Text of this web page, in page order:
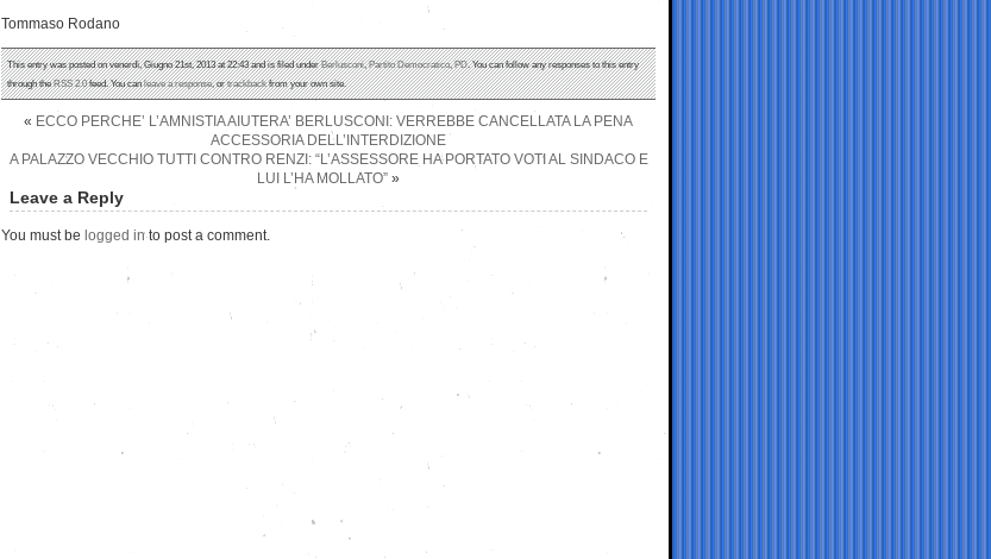
Tommaso Rodano
This entry was posted on venerdì, Giugno 21st, 2013 at 22:43 and is filed underBerlusconi,Partito Democratico,PD. You can follow any responses to this entry
through theRSS 2.0feed. You canleave a response, ortrackbackfrom your own site.
« ECCO PERCHE’ L’AMNISTIA AIUTERA’ BERLUSCONI: VERREBBE CANCELLATA LA PENA
ACCESSORIA DELL’INTERDIZIONE
A PALAZZO VECCHIO TUTTI CONTRO RENZI: “L’ASSESSORE HA PORTATO VOTI AL SINDACO E
LUI L’HA MOLLATO” »
Leave a Reply
You must be logged into post a comment.